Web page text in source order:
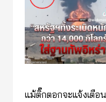
แม้ติ๊กตอกจะแจ้งเตือ